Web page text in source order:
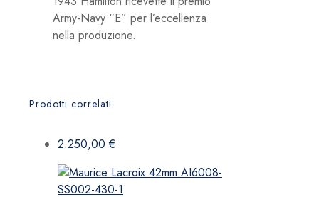
Army-Navy “E” per l’eccellenza
nella produzione.
Prodotti correlati
2.250,00€